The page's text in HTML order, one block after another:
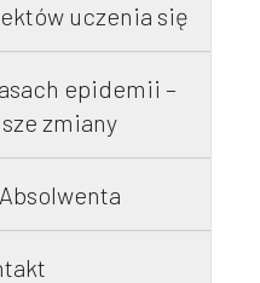
uczenia się
epidemii –
zmiany